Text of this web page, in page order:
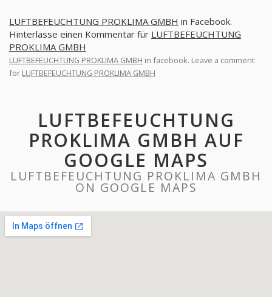
LUFTBEFEUCHTUNG PROKLIMA GMBH in Facebook.
Hinterlasse einen Kommentar für LUFTBEFEUCHTUNG
PROKLIMA GMBH
LUFTBEFEUCHTUNG PROKLIMA GMBH in facebook. Leave a comment
for LUFTBEFEUCHTUNG PROKLIMA GMBH
LUFTBEFEUCHTUNG
PROKLIMA GMBH AUF
GOOGLE MAPS
LUFTBEFEUCHTUNG PROKLIMA GMBH
ON GOOGLE MAPS